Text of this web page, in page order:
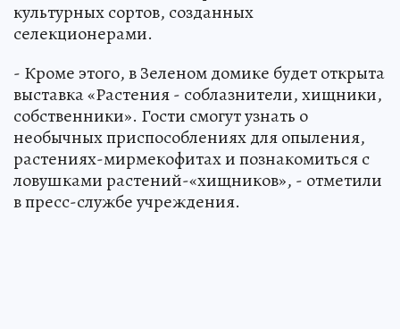
культурных сортов, созданных
селекционерами.
- Кроме этого, в Зеленом домике будет открыта
выставка «Растения - соблазнители, хищники,
собственники». Гости смогут узнать о
необычных приспособлениях для опыления,
растениях-мирмекофитах и познакомиться с
ловушками растений-«хищников», - отметили
в пресс-службе учреждения.